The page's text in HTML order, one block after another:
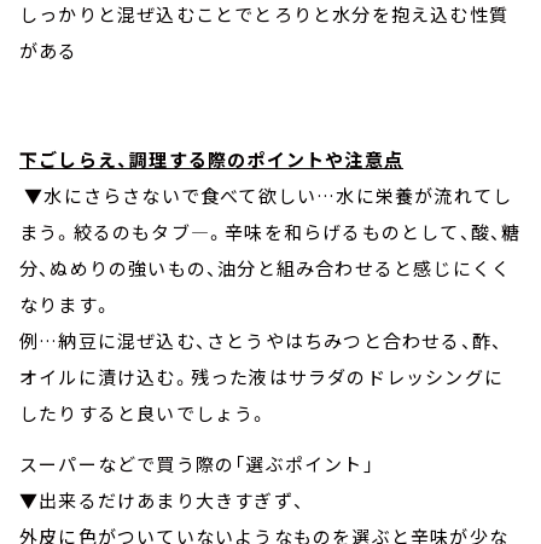
しっかりと混ぜ込むことでとろりと水分を抱え込む性質
がある
下ごしらえ、調理する際のポイントや注意点
▼水にさらさないで食べて欲しい…水に栄養が流れてし
まう。絞るのもタブ―。辛味を和らげるものとして、酸、糖
分、ぬめりの強いもの、油分と組み合わせると感じにくく
なります。
例…納豆に混ぜ込む、さとうやはちみつと合わせる、酢、
オイルに漬け込む。残った液はサラダのドレッシングに
したりすると良いでしょう。
スーパーなどで買う際の「選ぶポイント」
▼出来るだけあまり大きすぎず、
外皮に色がついていないようなものを選ぶと辛味が少な